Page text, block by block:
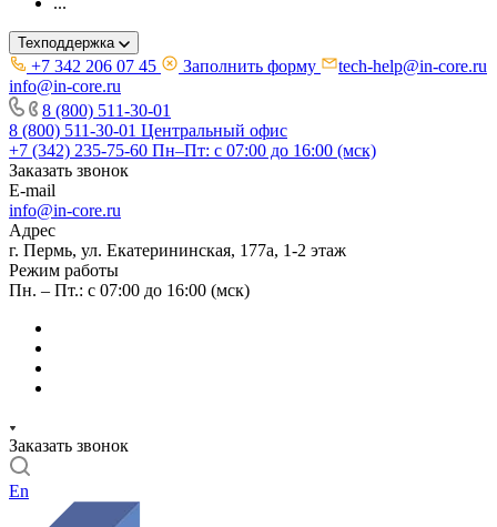
Техподдержка
+7 342 206 07 45 Заполнить форму
tech-help@in-core.ru
info@in-core.ru
8 (800) 511-30-01
8 (800) 511-30-01 Центральный офис
+7 (342) 235-75-60 Пн–Пт: с 07:00 до 16:00 (мск)
Заказать звонок
E-mail
info@in-core.ru
Адрес
г. Пермь, ул. ​Екатерининская, 177а, ​1-2 этаж
Режим работы
Пн. – Пт.: с 07:00 до 16:00 (мск)
Заказать звонок
En